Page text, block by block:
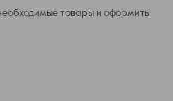
товары и оформить